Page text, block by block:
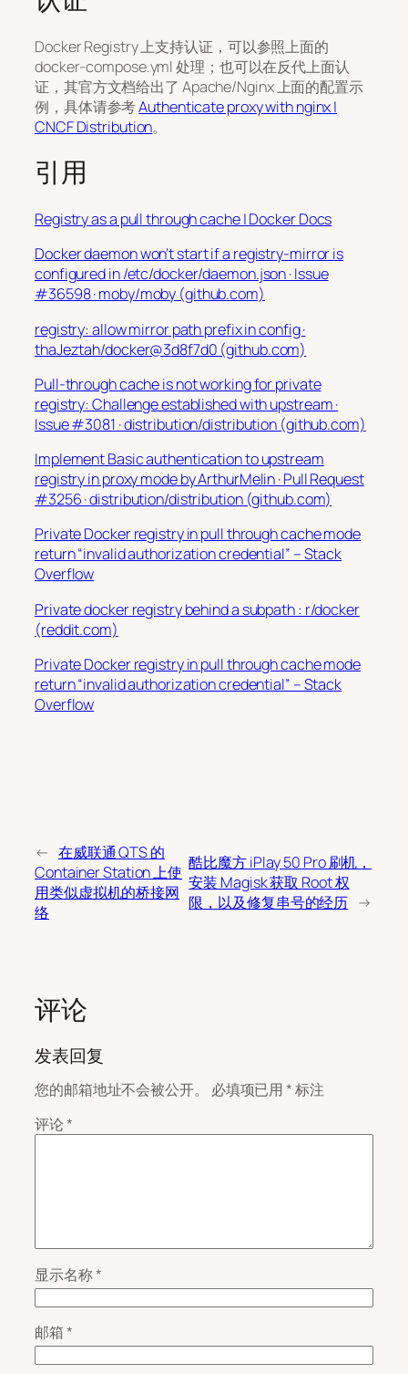
Docker Registry 上支持认证，可以参照上面的
docker-compose.yml 处理；也可以在反代上面认
证，其官方文档给出了 Apache/Nginx 上面的配置示
例，具体请参考Authenticate proxy with nginx |
CNCF Distribution。
引用
Registry as a pull through cache | Docker Docs
Docker daemon won’t start if a registry-mirror is
configured in /etc/docker/daemon.json · Issue
#36598 · moby/moby (github.com)
registry: allow mirror path prefix in config ·
thaJeztah/docker@3d8f7d0 (github.com)
Pull-through cache is not working for private
registry: Challenge established with upstream ·
Issue #3081 · distribution/distribution (github.com)
Implement Basic authentication to upstream
registry in proxy mode by ArthurMelin · Pull Request
#3256 · distribution/distribution (github.com)
Private Docker registry in pull through cache mode
return “invalid authorization credential” – Stack
Overflow
Private docker registry behind a subpath : r/docker
(reddit.com)
Private Docker registry in pull through cache mode
return “invalid authorization credential” – Stack
Overflow
← 在威联通 QTS 的
Container Station 上使
用类似虚拟机的桥接网
络
酷比魔方 iPlay 50 Pro 刷机，
安装 Magisk 获取 Root 权
限，以及修复串号的经历 →
评论
发表回复
您的邮箱地址不会被公开。 必填项已用*标注
评论*
显示名称*
邮箱*